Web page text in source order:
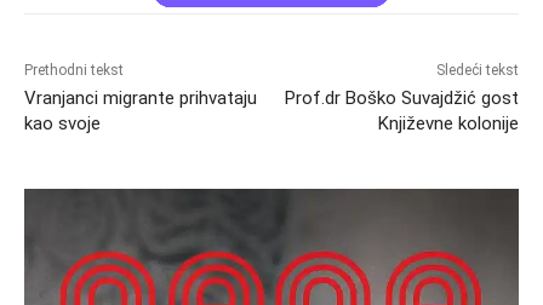
Prethodni tekst
Vranjanci migrante prihvataju
kao svoje
Sledeći tekst
Prof.dr Boško Suvajdžić gost
Književne kolonije